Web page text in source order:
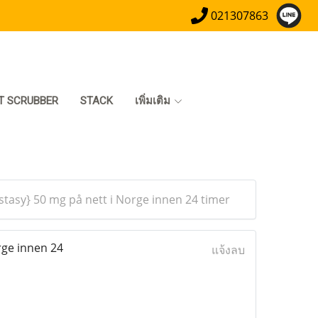
021307863
SCRUBBER STACK เพิ่มเติม
50 mg på nett i Norge innen 24 timer
innen 24
แจ้งลบ